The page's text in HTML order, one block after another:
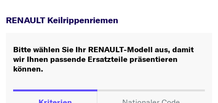
Wo finde ich die?
Oder
Oder Fahrzeugauswahl nach Kriterien:
Hersteller wählen
RENAULT Keilrippenriemen
Bitte wählen Sie Ihr RENAULT-Modell aus, damit
wir Ihnen passende Ersatzteile präsentieren
können.